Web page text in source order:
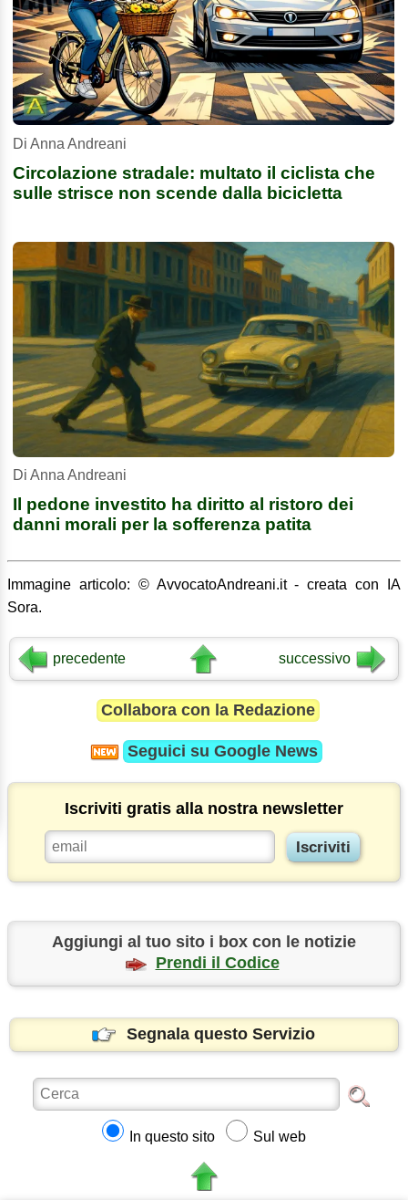
Di Anna Andreani
Circolazione stradale: multato il ciclista che
sulle strisce non scende dalla bicicletta
Di Anna Andreani
Il pedone investito ha diritto al ristoro dei
danni morali per la sofferenza patita
Immagine articolo: © AvvocatoAndreani.it - creata con IA
Sora.
precedente successivo
Collabora con la Redazione
Seguici su Google News
Iscriviti gratis alla nostra newsletter
Aggiungi al tuo sito i box con le notizie
Prendi il Codice
Segnala questo Servizio
In questo sito Sul web